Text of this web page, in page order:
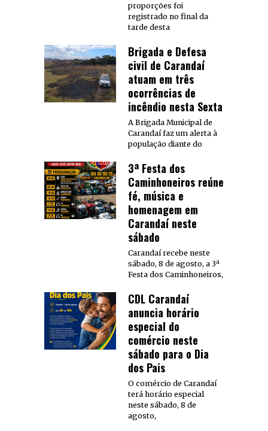
proporções foi
registrado no final da
tarde desta
Brigada e Defesa
civil de Carandaí
atuam em três
ocorrências de
incêndio nesta Sexta
A Brigada Municipal de
Carandaí faz um alerta à
população diante do
3ª Festa dos
Caminhoneiros reúne
fé, música e
homenagem em
Carandaí neste
sábado
Carandaí recebe neste
sábado, 8 de agosto, a 3ª
Festa dos Caminhoneiros,
CDL Carandaí
anuncia horário
especial do
comércio neste
sábado para o Dia
dos Pais
O comércio de Carandaí
terá horário especial
neste sábado, 8 de
agosto,